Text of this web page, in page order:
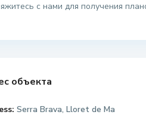
с нами для получения
объекта
Serra Brava, Lloret de Ma